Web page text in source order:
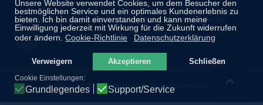
Unsere Website verwendet Cookies, um dem Besucher den
bestmöglichen Service und ein optimales Kundenerlebnis zu
bieten. Ich bin damit einverstanden und kann meine
Einwilligung jederzeit mit Wirkung für die Zukunft widerrufen
oder ändern. Cookie-Richtlinie Datenschutzerklärung
Verweigern Akzeptieren Schließen
Cookie Einstellungen:
Grundlegendes Support/Service
Impressum Datenschutz Sitemap Kontakt Archiv
Copyright © 2026 Max-Joseph-Schule. Alle Rechte vorbehalten.